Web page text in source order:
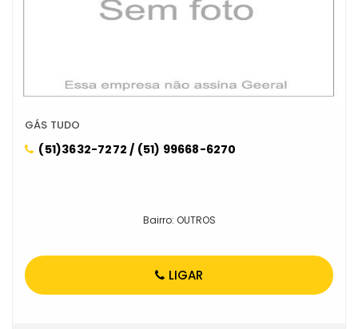
GÁS TUDO
(51)3632-7272 / (51) 99668-6270
Bairro: OUTROS
LIGAR